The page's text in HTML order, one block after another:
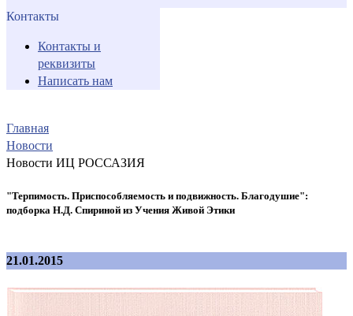
Контакты
Контакты и
реквизиты
Написать нам
Главная
Новости
Новости ИЦ РОССАЗИЯ
"Терпимость. Приспособляемость и подвижность. Благодушие":
подборка Н.Д. Спириной из Учения Живой Этики
21.01.2015